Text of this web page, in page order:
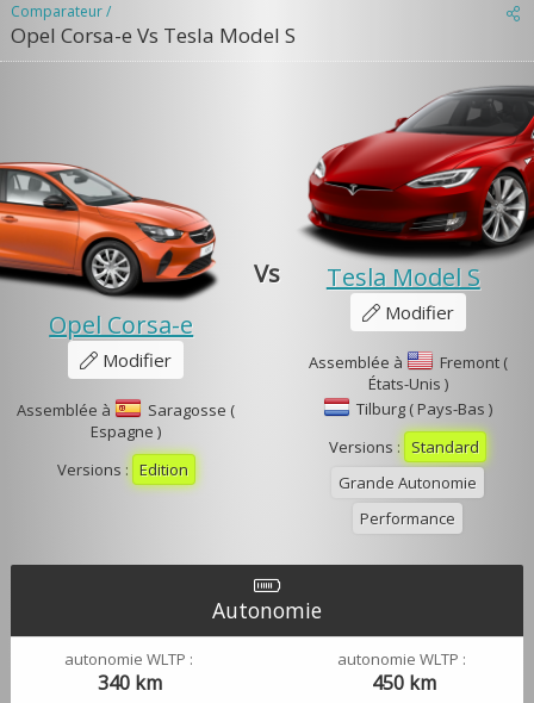
Comparateur /
Opel Corsa-e Vs Tesla Model S
Opel Corsa-e
Modifier
Assemblée à
Saragosse (
Espagne )
Versions : Edition
Vs Tesla Model S
Modifier
Assemblée à
Fremont (
États-Unis )
Tilburg ( Pays-Bas )
Versions :
Standard
Grande Autonomie
Performance
Autonomie
autonomie WLTP :
340 km
autonomie WLTP :
450 km